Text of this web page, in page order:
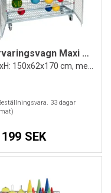
Förvaringsvagn Maxi m/topp 150x170 cm
33dagar
SEK